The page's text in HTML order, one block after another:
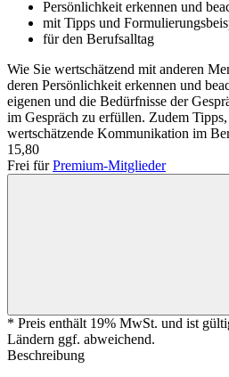
Persönlichkeit erkennen und
mit Tipps und
für den Berufsalltag
Wie Sie wertschätzend mit anderen
deren Persönlichkeit erkennen und
eigenen und die Bedürfnisse der
im Gespräch zu erfüllen. Zudem
wertschätzende Kommunikation im
15,80
Frei fürPremium-Mitglieder
* Preis enthält 19% MwSt. und ist
Ländern ggf. abweichend.
Beschreibung